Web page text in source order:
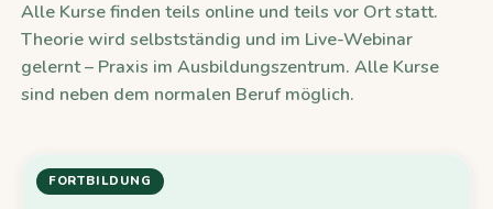
Alle Kurse finden teils online und teils vor Ort statt.
Theorie wird selbstständig und im Live-Webinar
gelernt – Praxis im Ausbildungszentrum. Alle Kurse
sind neben dem normalen Beruf möglich.
FORTBILDUNG